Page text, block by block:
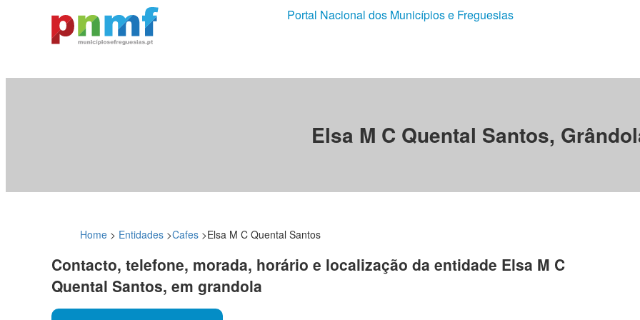
Portal Nacional dos Municípios e Freguesias
Elsa M C Quental Santos,
Home > Entidades >Cafes >Elsa M C Quental Santos
Contacto, telefone, morada, horário e localização da entidade Elsa M C
Quental Santos, em grandola